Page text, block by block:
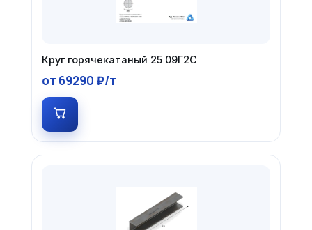
Круг горячекатаный 25 09Г2С
от 69290 ₽/т